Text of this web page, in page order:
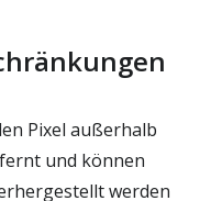
Pixel außerhalb
und können
werden